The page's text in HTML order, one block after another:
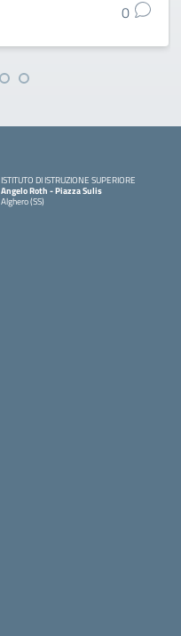
0
ISTITUTO DI ISTRUZIONE SUPERIORE
Angelo Roth - Piazza Sulis
Alghero (SS)
— Visita la pagina iniziale della scuola